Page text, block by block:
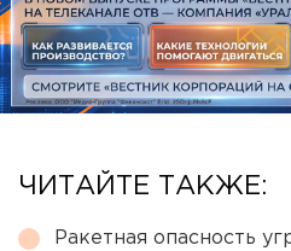
ЧИТАЙТЕ ТАКЖЕ:
Ракетная опасность